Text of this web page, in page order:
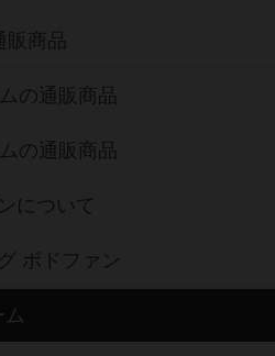
販商品
の通販商品
の通販商品
について
ボドファン